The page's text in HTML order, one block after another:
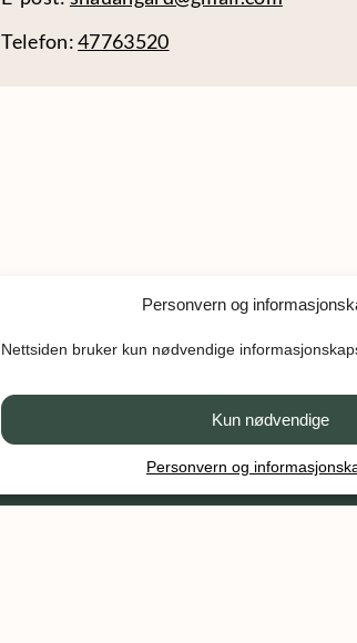
Personvern og
Nettsiden bruker kun nødvendige
Kun nødvendige
Personvern og
Telefon:47763520